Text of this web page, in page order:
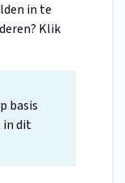
in te
Klik
basis
in dit